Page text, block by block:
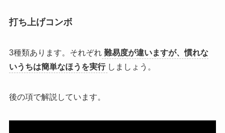
打ち上げコンボ
3種類あります。それぞれ 難易度が違いますが、慣れな
いうちは簡単なほうを実行 しましょう。
後の項で解説しています。